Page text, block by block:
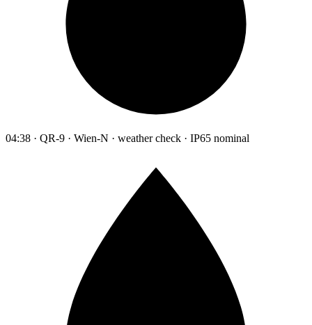
04:38 · QR-9 · Wien-N · weather check · IP65 nominal